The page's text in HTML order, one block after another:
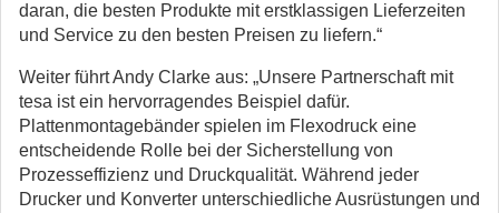
daran, die besten Produkte mit erstklassigen Lieferzeiten
und Service zu den besten Preisen zu liefern.“
Weiter führt Andy Clarke aus: „Unsere Partnerschaft mit
tesa ist ein hervorragendes Beispiel dafür.
Plattenmontagebänder spielen im Flexodruck eine
entscheidende Rolle bei der Sicherstellung von
Prozesseffizienz und Druckqualität. Während jeder
Drucker und Konverter unterschiedliche Ausrüstungen und